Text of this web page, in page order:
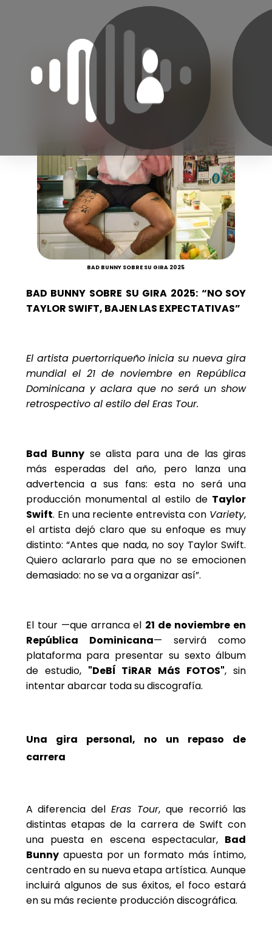
BAD BUNNY SOBRE SU GIRA 2025
BAD BUNNY SOBRE SU GIRA 2025: “NO SOY
TAYLOR SWIFT, BAJEN LAS EXPECTATIVAS”
El artista puertorriqueño inicia su nueva gira
mundial el 21 de noviembre en República
Dominicana y aclara que no será un show
retrospectivo al estilo del Eras Tour.
Bad Bunny se alista para una de las giras
más esperadas del año, pero lanza una
advertencia a sus fans: esta no será una
producción monumental al estilo de Taylor
Swift. En una reciente entrevista con Variety,
el artista dejó claro que su enfoque es muy
distinto: “Antes que nada, no soy Taylor Swift.
Quiero aclararlo para que no se emocionen
demasiado: no se va a organizar así”.
El tour —que arranca el 21 de noviembre en
República Dominicana— servirá como
plataforma para presentar su sexto álbum
de estudio, "DeBÍ TiRAR MáS FOTOS", sin
intentar abarcar toda su discografía.
Una gira personal, no un repaso de
carrera
A diferencia delEras Tour, que recorrió las
distintas etapas de la carrera de Swift con
una puesta en escena espectacular, Bad
Bunnyapuesta por un formato más íntimo,
centrado en su nueva etapa artística. Aunque
incluirá algunos de sus éxitos, el foco estará
en su más reciente producción discográfica.